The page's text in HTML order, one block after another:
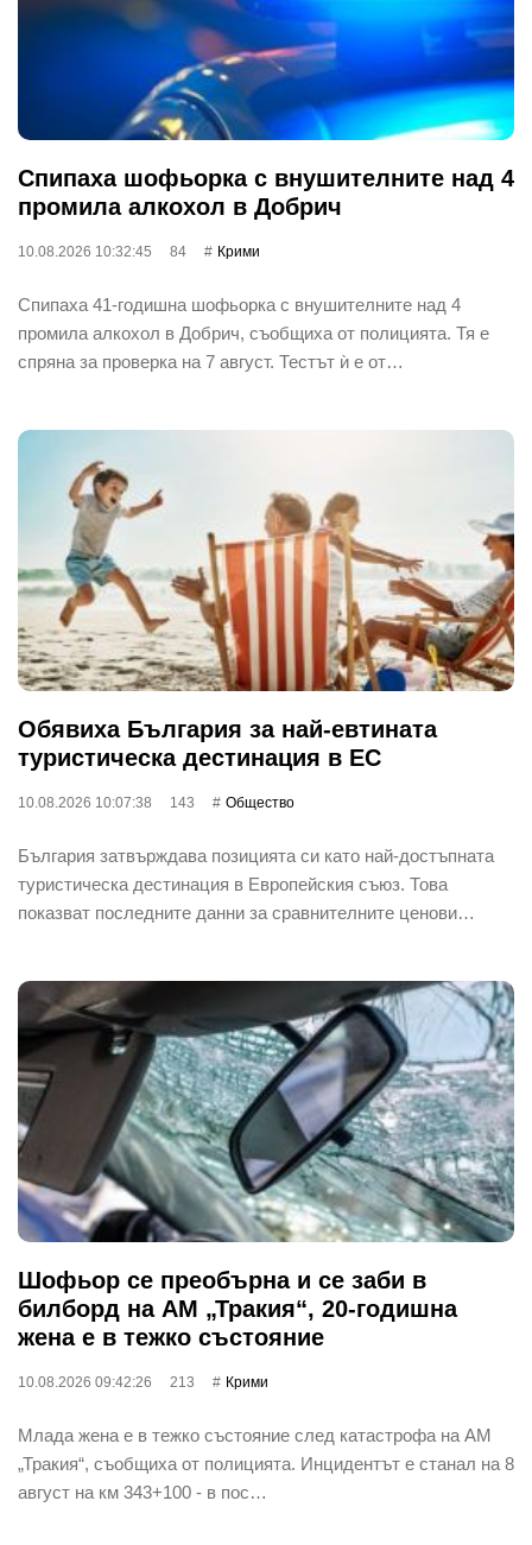
Спипаха шофьорка с внушителните над 4
промила алкохол в Добрич
10.08.2026 10:32:45 84 Крими
Спипаха 41-годишна шофьорка с внушителните над 4
промила алкохол в Добрич, съобщиха от полицията. Тя е
спряна за проверка на 7 август. Тестът ѝ е от…
Обявиха България за най-евтината
туристическа дестинация в ЕС
10.08.2026 10:07:38 143 Общество
България затвърждава позицията си като най-достъпната
туристическа дестинация в Европейския съюз. Това
показват последните данни за сравнителните ценови…
Шофьор се преобърна и се заби в
билборд на АМ „Тракия“, 20-годишна
жена е в тежко състояние
10.08.2026 09:42:26 213 Крими
Млада жена е в тежко състояние след катастрофа на АМ
„Тракия“, съобщиха от полицията. Инцидентът е станал на 8
август на км 343+100 - в пос…